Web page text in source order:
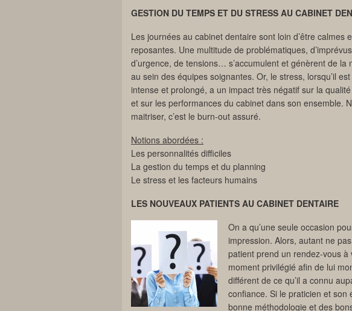
GESTION DU TEMPS ET DU STRESS AU CABINET
Les journées au cabinet dentaire sont loin d’être calmes
reposantes. Une multitude de problématiques,
d’urgence, de tensions… s’accumulent et génèrent de la
au sein des équipes soignantes. Or, le stress, lorsqu’il
intense et prolongé, a un impact très négatif sur la
et sur les performances du cabinet dans son ensemble.
maitriser, c’est le burn-out assuré.
Notions abordées :
Les personnalités difficiles
La gestion du temps et du planning
Le stress et les facteurs humains
LES NOUVEAUX PATIENTS AU CABINET DENTAIRE
On a qu’une seule occasion
impression. Alors, autant ne
patient prend un rendez-vous
moment privilégié afin de lui
différent de ce qu’il a connu
confiance. Si le praticien et son
bonne méthodologie et des